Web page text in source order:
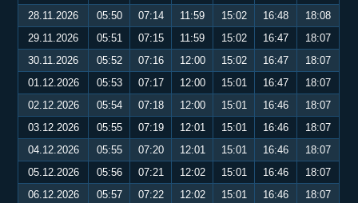
28.11.2026
05:50 07:14 11:59 15:02 16:48
18:08
29.11.2026
05:51 07:15 11:59 15:02 16:47
18:07
30.11.2026
05:52 07:16 12:00 15:02 16:47
18:07
01.12.2026
05:53 07:17 12:00 15:01 16:47
18:07
02.12.2026
05:54 07:18 12:00 15:01 16:46
18:07
03.12.2026
05:55 07:19 12:01 15:01 16:46
18:07
04.12.2026
05:55 07:20 12:01 15:01 16:46
18:07
05.12.2026
05:56 07:21 12:02 15:01 16:46
18:07
06.12.2026
05:57 07:22 12:02 15:01 16:46 18:07